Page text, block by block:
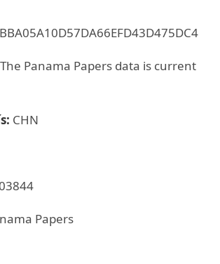
The Panama Papers data is current
CHN
Papers